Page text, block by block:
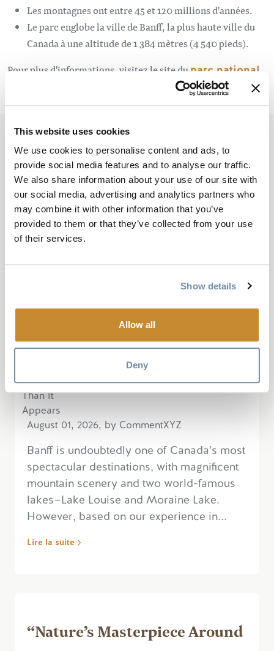
This website uses cookies
We use cookies to personalise content and ads, to
provide social media features and to analyse our traffic.
We also share information about your use of our site with
our social media, advertising and analytics partners who
may combine it with other information that you’ve
provided to them or that they’ve collected from your use
of their services.
Show details
Allow all
Deny
Les montagnes ont entre 45 et 120 millions d'années.
Le parc englobe la ville de Banff, la plus haute ville du
Canada à une altitude de 1 384 mètres (4 540 pieds).
Pour plus d'informations, visitez le site du parc national
Based On600 Reviews
“Banff in Peak Summer:
Beautiful, but Much More
Complicated Than It Appears”
August 01, 2026, by CommentXYZ
Banff is undoubtedly one of Canada’s most
spectacular destinations, with magnificent
mountain scenery and two world-famous
lakes—Lake Louise and Moraine Lake.
However, based on our experience in...
Lire la suite
“Nature’s Masterpiece Around